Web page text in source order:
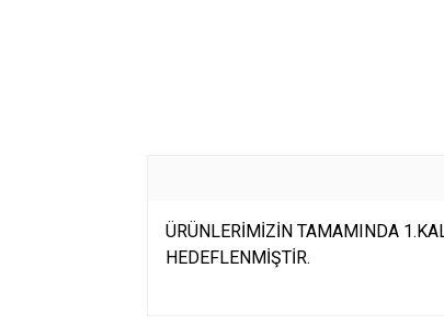
ÜRÜNLERİMİZİN TAMAMINDA
HEDEFLENMİŞTİR.